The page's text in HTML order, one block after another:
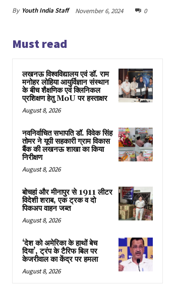
By Youth India Staff November 6, 2024 0
Must read
लखनऊ विश्वविद्यालय एवं डॉ. राम
मनोहर लोहिया आयुर्विज्ञान संस्थान
के बीच शैक्षणिक एवं क्लिनिकल
प्रशिक्षण हेतु MoU पर हस्ताक्षर
August 8, 2026
नवनिर्वाचित सभापति डॉ. विवेक सिंह
तोमर ने यूपी सहकारी ग्राम विकास
बैंक की लखनऊ शाखा का किया
निरीक्षण
August 8, 2026
बोचहां और मीनापुर से 1911 लीटर
विदेशी शराब, एक ट्रक व दो
पिकअप वाहन जब्त
August 8, 2026
‘देश को अमेरिका के हाथों बेच
दिया’, ट्रंप के टैरिफ बिल पर
केजरीवाल का केंद्र पर हमला
August 8, 2026